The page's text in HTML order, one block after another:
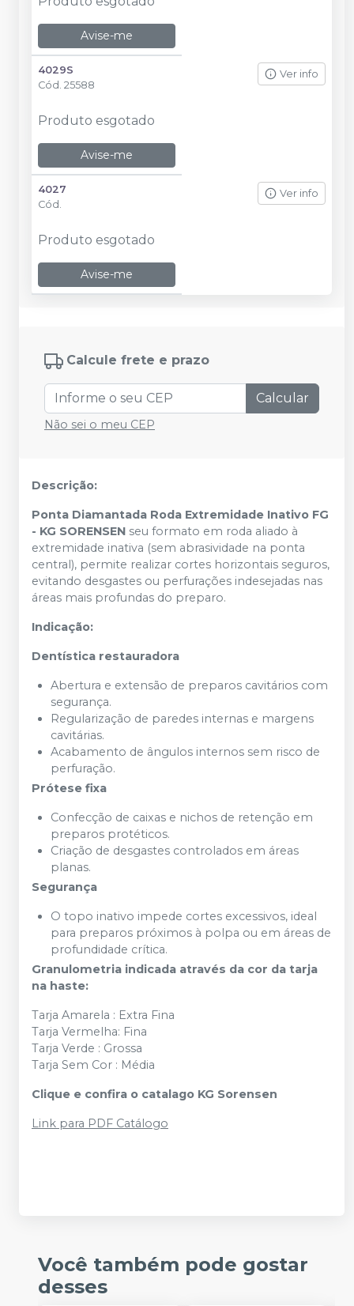
Avise-me
4029S
Cód. 25588
Ver info
Produto esgotado
Avise-me
4027
Cód.
Ver info
Produto esgotado
Avise-me
Calcule frete e prazo
Calcular
Não sei o meu CEP
Descrição:
Ponta Diamantada Roda Extremidade Inativo FG
- KG SORENSEN seu formato em roda aliado à
extremidade inativa (sem abrasividade na ponta
central), permite realizar cortes horizontais seguros,
evitando desgastes ou perfurações indesejadas nas
áreas mais profundas do preparo.
Indicação:
Dentística restauradora
Abertura e extensão de preparos cavitários com
segurança.
Regularização de paredes internas e margens
cavitárias.
Acabamento de ângulos internos sem risco de
perfuração.
Prótese fixa
Confecção de caixas e nichos de retenção em
preparos protéticos.
Criação de desgastes controlados em áreas
planas.
Segurança
O topo inativo impede cortes excessivos, ideal
para preparos próximos à polpa ou em áreas de
profundidade crítica.
Granulometria indicada através da cor da tarja
na haste:
Tarja Amarela : Extra Fina
Tarja Vermelha: Fina
Tarja Verde : Grossa
Tarja Sem Cor : Média
Clique e confira o catalago KG Sorensen
Link para PDF Catálogo
Você também pode gostar
desses